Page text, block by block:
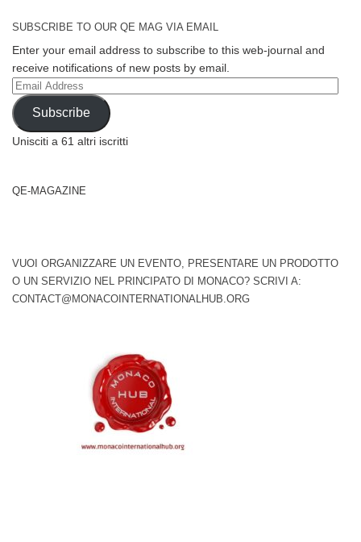
SUBSCRIBE TO OUR QE MAG VIA EMAIL
Enter your email address to subscribe to this web-journal and
receive notifications of new posts by email.
Email
Address
Subscribe
Unisciti a 61 altri iscritti
QE-MAGAZINE
VUOI ORGANIZZARE UN EVENTO, PRESENTARE UN PRODOTTO
O UN SERVIZIO NEL PRINCIPATO DI MONACO? SCRIVI A:
CONTACT@MONACOINTERNATIONALHUB.ORG